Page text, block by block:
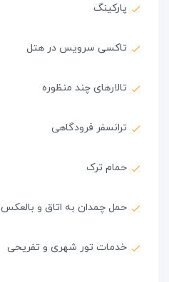
پارکینگ
تاکسی سرویس در هتل
تالارهای چند منظوره
ترانسفر فرودگاهی
حمام ترک
حمل چمدان به اتاق و بالعکس
خدمات تور شهری و تفریحی